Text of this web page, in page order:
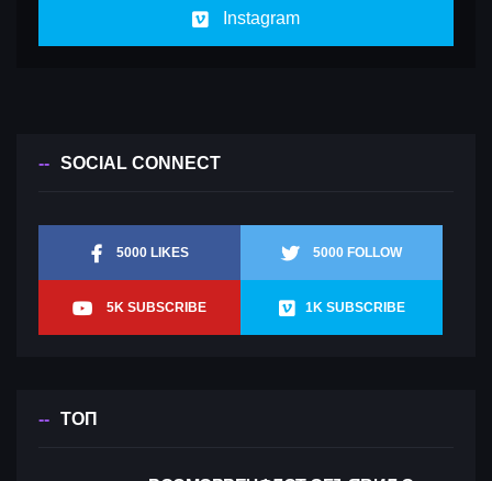
Instagram
SOCIAL CONNECT
5000 LIKES 5000 FOLLOW
5K SUBSCRIBE 1K SUBSCRIBE
ТОП